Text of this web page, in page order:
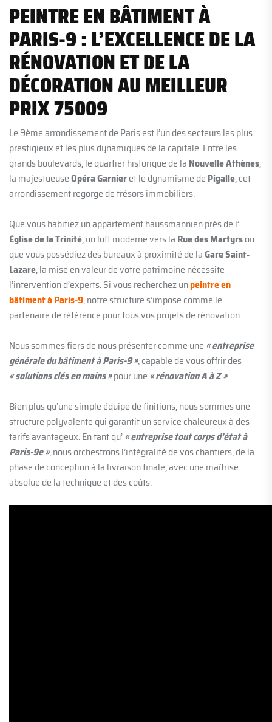
PEINTRE EN BÂTIMENT À
PARIS-9 : L’EXCELLENCE DE LA
RÉNOVATION ET DE LA
DÉCORATION AU MEILLEUR
PRIX 75009
Le 9ème arrondissement de Paris est l’un des secteurs les plus
prestigieux et les plus dynamiques de la capitale. Entre les
grands boulevards, le quartier historique de la Nouvelle Athènes,
la majestueuseOpéra Garnieret le dynamisme de Pigalle, cet
arrondissement regorge de trésors immobiliers.
Que vous habitiez un appartement haussmannien près de l’
Église de la Trinité, un loft moderne vers la Rue des Martyrsou
que vous possédiez des bureaux à proximité de laGare Saint-
Lazare, la mise en valeur de votre patrimoine nécessite
l’intervention d’experts. Si vous recherchez unpeintre en
bâtiment à Paris-9, notre structure s’impose comme le
partenaire de référence pour tous vos projets de rénovation.
Nous sommes fiers de nous présenter comme une « entreprise
générale du bâtiment à Paris-9 », capable de vous offrir des
« solutions clés en mains »pour une « rénovation A à Z ».
Bien plus qu’une simple équipe de finitions, nous sommes une
structure polyvalente qui garantit un service chaleureux à des
tarifs avantageux. En tant qu’« entreprise tout corps d’état à
Paris-9e », nous orchestrons l’intégralité de vos chantiers, de la
phase de conception à la livraison finale, avec une maîtrise
absolue de la technique et des coûts.